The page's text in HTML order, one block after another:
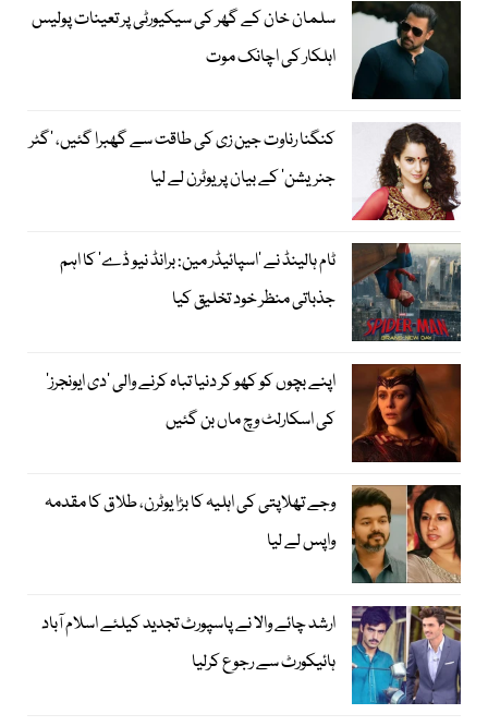
سلمان خان کے گھر کی سیکیورٹی پر تعینات پولیس
اہلکار کی اچانک موت
کنگنا رناوت جین زی کی طاقت سے گھبرا گئیں، ’گٹر
جنریشن‘ کے بیان پر یوٹرن لے لیا
ٹام ہالینڈ نے ’اسپائیڈر مین: برانڈ نیو ڈے‘ کا اہم
جذباتی منظر خود تخلیق کیا
اپنے بچوں کو کھو کر دنیا تباہ کرنے والی ’دی ایونجرز‘
کی اسکارلٹ وچ ماں بن گئیں
وجے تھلاپتی کی اہلیہ کا بڑا یوٹرن، طلاق کا مقدمہ
واپس لے لیا
ارشد چائے والا نے پاسپورٹ تجدید کیلئے اسلام آباد
ہائیکورٹ سے رجوع کرلیا